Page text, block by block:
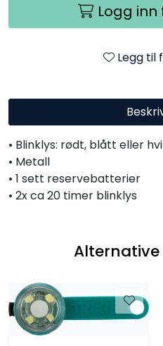
Logg
Legg til
• Blinklys: rødt, blått eller
• Metall
• 1 sett reservebatterier
• 2x ca 20 timer blinklys